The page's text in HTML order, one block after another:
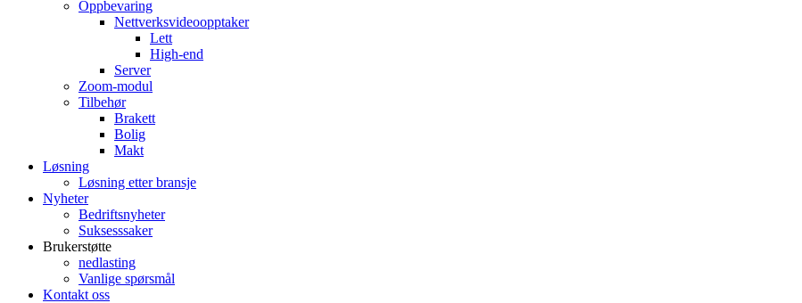
Oppbevaring
Nettverksvideoopptaker
Lett
High-end
Server
Zoom-modul
Tilbehør
Brakett
Bolig
Makt
Løsning
Løsning etter bransje
Nyheter
Bedriftsnyheter
Suksesssaker
Brukerstøtte
nedlasting
Vanlige spørsmål
Kontakt oss